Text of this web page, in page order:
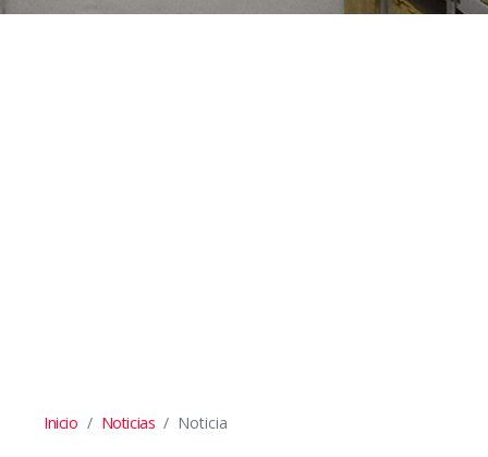
Inicio Noticias Noticia